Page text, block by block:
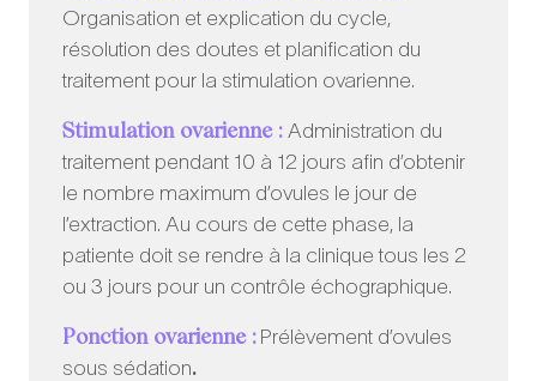
Organisation et explication du cycle,
résolution des doutes et planification du
traitement pour la stimulation ovarienne.
Stimulation ovarienne : Administration du
traitement pendant 10 à 12 jours afin d’obtenir
le nombre maximum d’ovules le jour de
l’extraction. Au cours de cette phase, la
patiente doit se rendre à la clinique tous les 2
ou 3 jours pour un contrôle échographique.
Ponction ovarienne : Prélèvement d’ovules
sous sédation.